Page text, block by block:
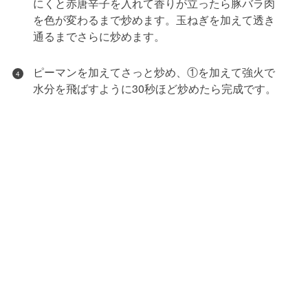
を色が変わるまで炒めます。玉ねぎを加えて透き
通るまでさらに炒めます。
4
ピーマンを加えてさっと炒め、①を加えて強火で
水分を飛ばすように30秒ほど炒めたら完成です。